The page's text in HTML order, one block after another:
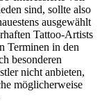
sind, sollte also
ausgewählt
Tattoo-Artists
Terminen in den
besonderen
nicht anbieten,
möglicherweise